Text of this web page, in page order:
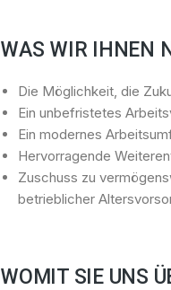
WAS WIR IHNEN
Die Möglichkeit, die
Ein unbefristetes
Ein modernes
Hervorragende
Zuschuss zu
betrieblicher
WOMIT SIE UNS